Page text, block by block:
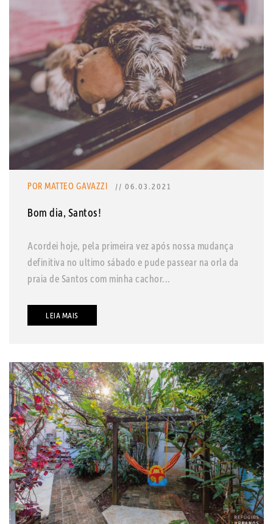
POR MATTEO GAVAZZI // 06.03.2021
Bom dia, Santos!
Acordei hoje, pela primeira vez após nossa mudança
definitiva no ultimo sábado e pude passear na orla da
praia de Santos com minha cachor...
LEIA MAIS